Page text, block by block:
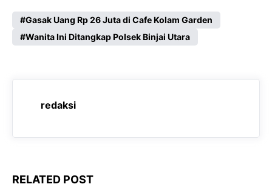
c
e
o
a
t
A
p
l
e
r
a
s
s
n
r
Gasak Uang Rp 26 Juta di Cafe Kolam Garden
Wanita Ini Ditangkap Polsek Binjai Utara
redaksi
RELATED POST